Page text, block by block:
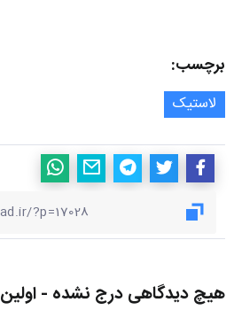
برچسب:
لاستیک
هیچ دیدگاهی درج نشده - اولین